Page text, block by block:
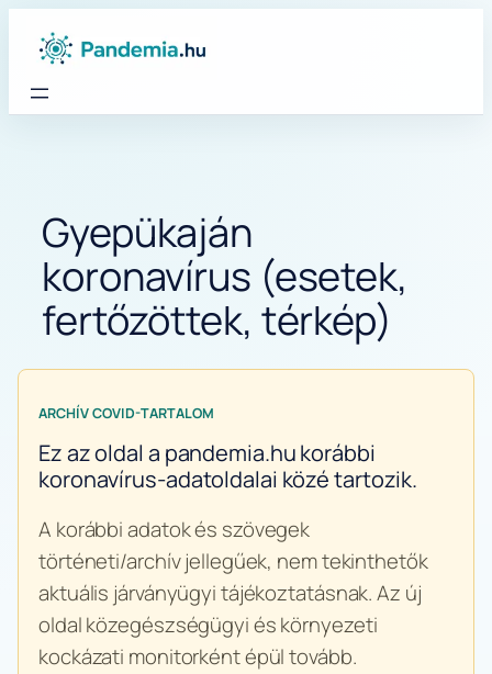
Gyepükaján
koronavírus (esetek,
fertőzöttek, térkép)
ARCHÍV COVID-TARTALOM
Ez az oldal a pandemia.hu korábbi
koronavírus-adatoldalai közé tartozik.
A korábbi adatok és szövegek
történeti/archív jellegűek, nem tekinthetők
aktuális járványügyi tájékoztatásnak. Az új
oldal közegészségügyi és környezeti
kockázati monitorként épül tovább.